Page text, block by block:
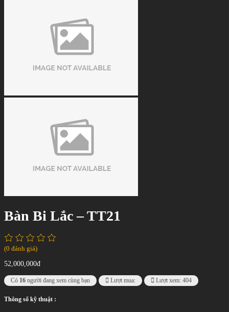
Bàn Bi Lắc – TT21
(0 đánh giá)
52,000,000đ
Có 16 người đang xem cùng bạn Lượt mua: Lượt xem: 404
Thông số kỹ thuật :